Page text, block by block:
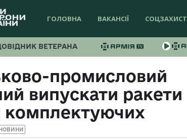
ГОЛОВНА ВАКАНСІЇ СОЦЗАХИСТ
ВЕТЕРАНА
промисловий
випускати ракети
комплектуючих